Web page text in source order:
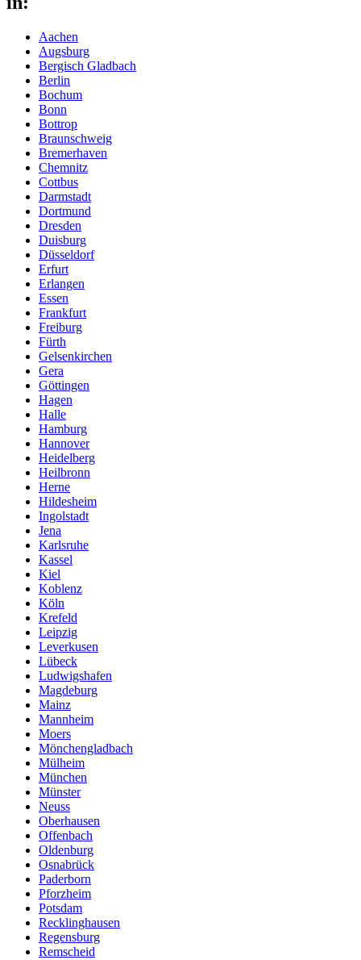
Aachen
Augsburg
Bergisch Gladbach
Berlin
Bochum
Bonn
Bottrop
Braunschweig
Bremerhaven
Chemnitz
Cottbus
Darmstadt
Dortmund
Dresden
Duisburg
Düsseldorf
Erfurt
Erlangen
Essen
Frankfurt
Freiburg
Fürth
Gelsenkirchen
Gera
Göttingen
Hagen
Halle
Hamburg
Hannover
Heidelberg
Heilbronn
Herne
Hildesheim
Ingolstadt
Jena
Karlsruhe
Kassel
Kiel
Koblenz
Köln
Krefeld
Leipzig
Leverkusen
Lübeck
Ludwigshafen
Magdeburg
Mainz
Mannheim
Moers
Mönchengladbach
Mülheim
München
Münster
Neuss
Oberhausen
Offenbach
Oldenburg
Osnabrück
Paderborn
Pforzheim
Potsdam
Recklinghausen
Regensburg
Remscheid